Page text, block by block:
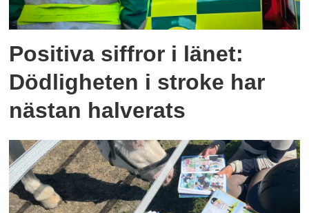
Positiva siffror i länet:
Dödligheten i stroke har
nästan halverats